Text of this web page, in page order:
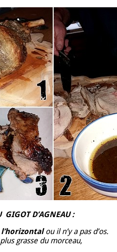
GIGOT D’AGNEAU :
ou il n’y a pas d’os.
grasse du morceau,